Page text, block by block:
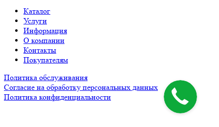
Каталог
Услуги
Информация
О компании
Контакты
Покупателям
Политика обслуживания
Согласие на обработку персональных данных
Политика конфиденциальности